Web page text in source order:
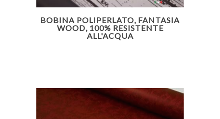
BOBINA POLIPERLATO, FANTASIA
WOOD, 100% RESISTENTE
ALL'ACQUA